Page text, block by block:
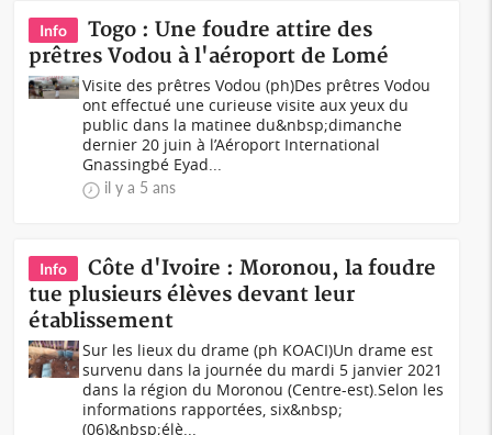
Info
Togo : Une foudre attire des
prêtres Vodou à l'aéroport de Lomé
Visite des prêtres Vodou (ph)Des prêtres Vodou
ont effectué une curieuse visite aux yeux du
public dans la matinee du&nbsp;dimanche
dernier 20 juin à l’Aéroport International
Gnassingbé Eyad...
il y a 5 ans
Info
Côte d'Ivoire : Moronou, la foudre
tue plusieurs élèves devant leur
établissement
Sur les lieux du drame (ph KOACI)Un drame est
survenu dans la journée du mardi 5 janvier 2021
dans la région du Moronou (Centre-est).Selon les
informations rapportées, six&nbsp;
(06)&nbsp;élè...